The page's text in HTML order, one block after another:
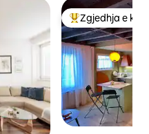
Më të mirat e
Zgjedhja e